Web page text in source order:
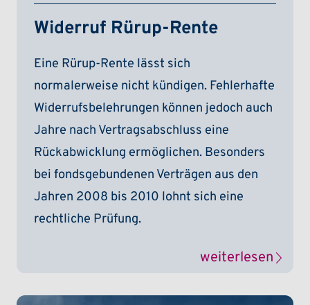
Widerruf Rürup-Rente
Eine Rürup-Rente lässt sich
normalerweise nicht kündigen. Fehlerhafte
Widerrufsbelehrungen können jedoch auch
Jahre nach Vertragsabschluss eine
Rückabwicklung ermöglichen. Besonders
bei fondsgebundenen Verträgen aus den
Jahren 2008 bis 2010 lohnt sich eine
rechtliche Prüfung.
weiterlesen